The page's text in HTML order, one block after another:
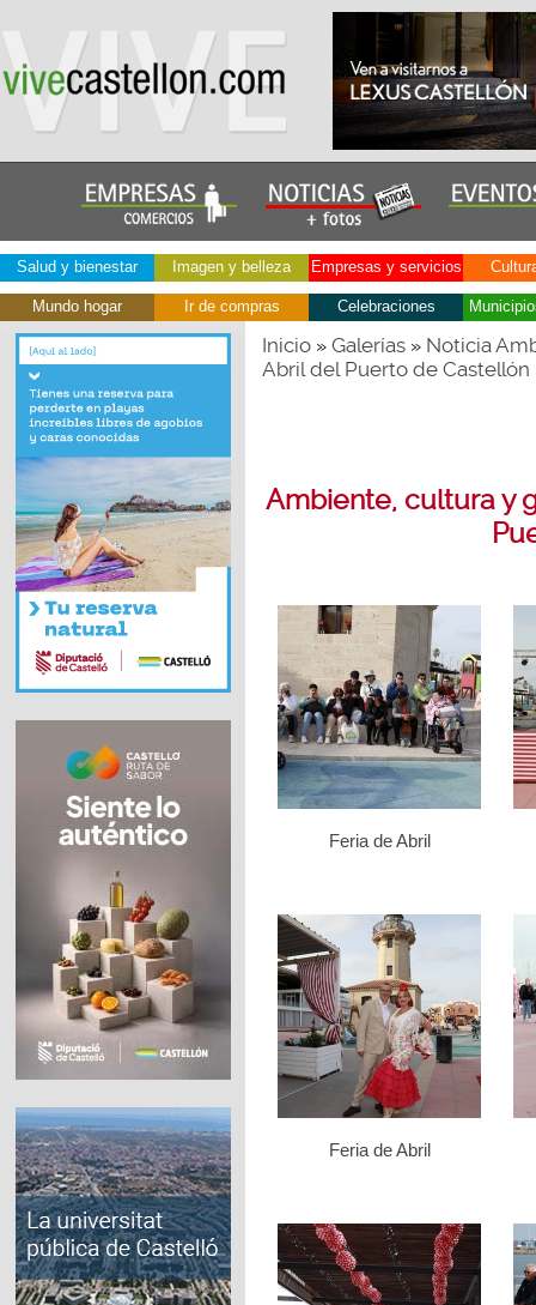
Salud y bienestar Imagen y belleza Empresas y servicios
Mundo hogar Ir de compras Celebraciones
Inicio» Galerías» Noticia
Abril del Puerto de Castellón
Ambiente, cultura y
Feria de Abril
Feria de Abril